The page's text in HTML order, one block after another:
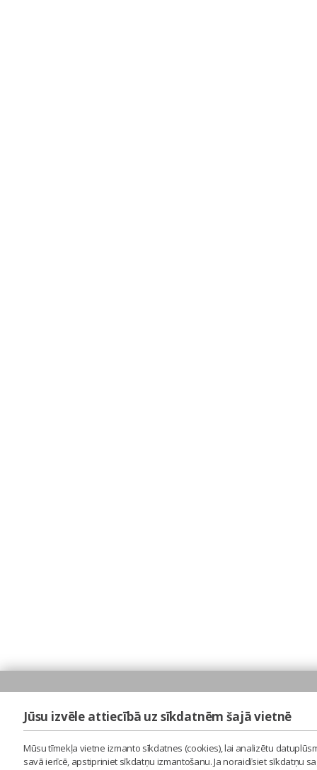
Jūsu izvēle attiecībā uz sīkdatnēm šajā vietnē
Mūsu tīmekļa vietne izmanto sīkdatnes (cookies), lai analizētu
savā ierīcē, apstipriniet sīkdatņu izmantošanu. Ja noraidīsiet sīkdatņu